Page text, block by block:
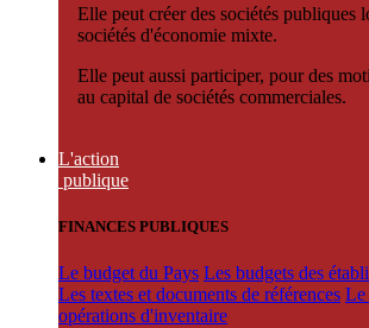
Elle peut créer des sociétés publiques
sociétés d'économie mixte.
Elle peut aussi participer, pour des
au capital de sociétés commerciales.
L'action
publique
FINANCES PUBLIQUES
Le budget du Pays Les budgets des
Les textes et documents de références Le
opérations d'inventaire